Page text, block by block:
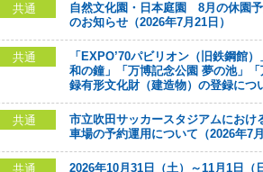
共通
自然文化園・日本庭園 8月の休園
のお知らせ（2026年7月21日）
共通
「EXPO’70パビリオン（旧鉄鋼館
和の鐘」「万博記念公園 夢の池」
録有形文化財（建造物）の登録につ
共通
市立吹田サッカースタジアムにお
車場の予約運用について（2026年7
共通
2026年10月31日（土）～11月1日